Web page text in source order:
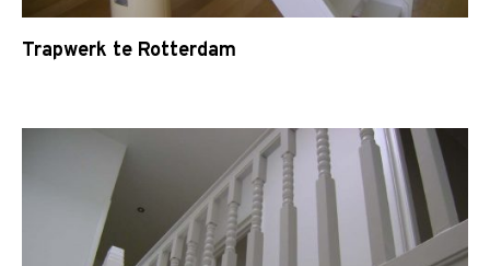
Trapwerk te Rotterdam